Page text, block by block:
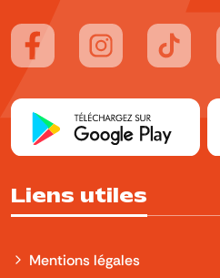
Suivez-nous sur FaceBook
Suivez-nous sur
Suivez-
Liens utiles
Mentions légales